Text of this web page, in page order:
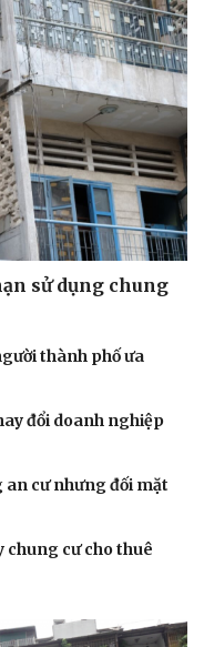
chuyện thời sự
cho bé
sử dụng chung
thành phố ưa
đổi doanh nghiệp
an cư nhưng đối mặt
chung cư cho thuê